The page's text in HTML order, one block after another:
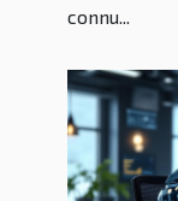
connu...